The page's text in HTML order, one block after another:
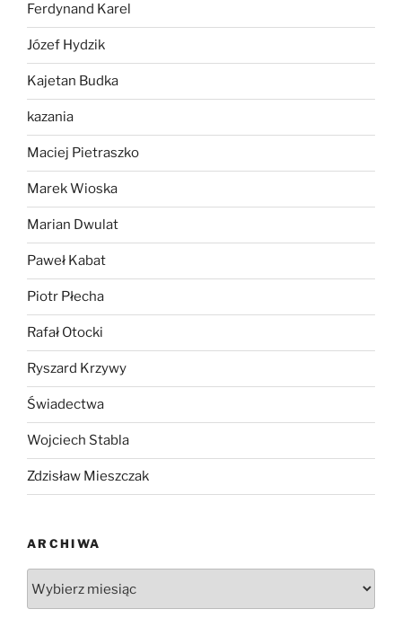
Ferdynand Karel
Józef Hydzik
Kajetan Budka
kazania
Maciej Pietraszko
Marek Wioska
Marian Dwulat
Paweł Kabat
Piotr Płecha
Rafał Otocki
Ryszard Krzywy
Świadectwa
Wojciech Stabla
Zdzisław Mieszczak
ARCHIWA